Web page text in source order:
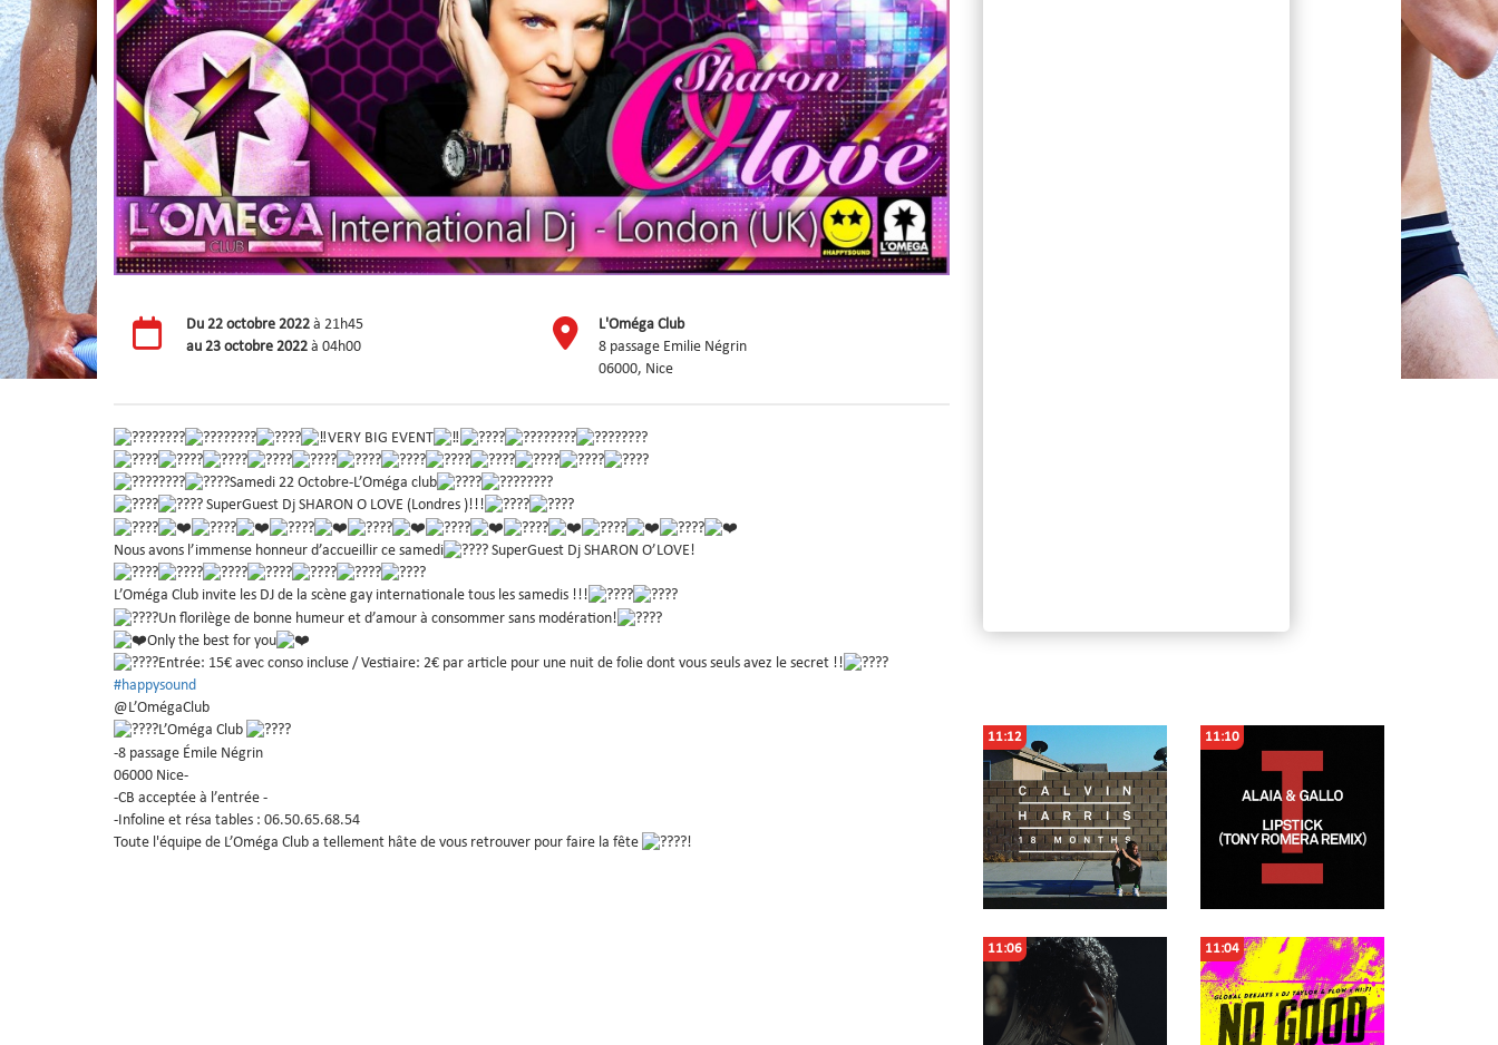
Du 22 octobre 2022 à 21h45
au 23 octobre 2022 à 04h00
L'Oméga Club
8 passage Emilie Négrin
06000, Nice
VERY BIG EVENT
Samedi 22 Octobre-L’Oméga club
SuperGuest Dj SHARON O LOVE (Londres )!!!
Nous avons l’immense honneur d’accueillir ce samedi SuperGuest Dj SHARON O’LOVE!
L’Oméga Club invite les DJ de la scène gay internationale tous les samedis !!!
Un florilège de bonne humeur et d’amour à consommer sans modération!
Only the best for you
Entrée: 15€ avec conso incluse / Vestiaire: 2€ par article pour une nuit de folie dont vous seuls avez le secret !!
#happysound
@L’OmégaClub
L’Oméga Club
-8 passage Émile Négrin
06000 Nice-
-CB acceptée à l’entrée -
-Infoline et résa tables : 06.50.65.68.54
Toute l'équipe de L’Oméga Club a tellement hâte de vous retrouver pour faire la fête
!
11:12 11:10
11:06 11:04